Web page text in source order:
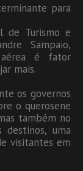
para
de Turismo e
Sampaio,
é fator
mais.
os governos
o querosene
também no
destinos, uma
visitantes em